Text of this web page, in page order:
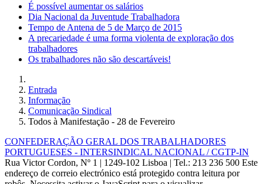
É possível aumentar os salários
Dia Nacional da Juventude Trabalhadora
Tempo de Antena de 5 de Março de 2015
A precariedade é uma forma violenta de exploração dos
trabalhadores
Os trabalhadores não são descartáveis!
Entrada
Informação
Comunicação Sindical
Todos à Manifestação - 28 de Fevereiro
CONFEDERAÇÃO GERAL DOS TRABALHADORES
PORTUGUESES - INTERSINDICAL NACIONAL / CGTP-IN
Rua Victor Cordon, Nº 1 | 1249-102 Lisboa | Tel.: 213 236 500 Este
endereço de correio electrónico está protegido contra leitura por